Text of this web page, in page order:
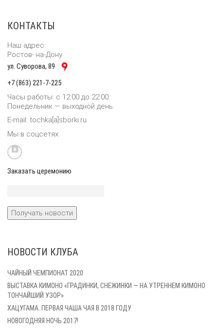
КОНТАКТЫ
Наш адрес:
Ростов- на-Дону
ул. Суворова, 89
+7 (863) 221-7-225
Часы работы: с 12:00 до 22:00.
Понедельник — выходной день.
E-mail: tochka[a]sborki.ru
Мы в соцсетях
Заказать церемонию
НОВОСТИ КЛУБА
ЧАЙНЫЙ ЧЕМПИОНАТ 2020
ВЫСТАВКА КИМОНО «ГРАДИНКИ, СНЕЖИНКИ — НА УТРЕННЕМ КИМОНО
ТОНЧАЙШИЙ УЗОР»
ХАЦУГАМА. ПЕРВАЯ ЧАША ЧАЯ В 2018 ГОДУ
НОВОГОДНЯЯ НОЧЬ 2017!